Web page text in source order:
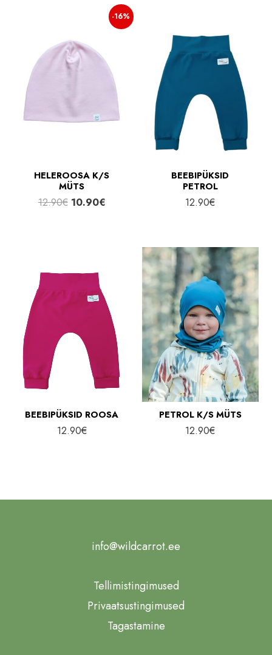
-16%
HELEROOSA K/S
MÜTS
12.90€ Algne
10.90€Praegune
BEEBIPÜKSID
PETROL
12.90€
BEEBIPÜKSID ROOSA
12.90€
PETROL K/S MÜTS
12.90€
info@wildcarrot.ee
Tellimistingimused
Privaatsustingimused
Tagastamine